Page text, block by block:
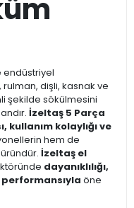
endüstriyel
, rulman, dişli, kasnak ve
şekilde sökülmesini
İzeltaş 5 Parça
kullanım kolaylığı ve
hem de
İzeltaş el
dayanıklılığı,
performansıyla öne